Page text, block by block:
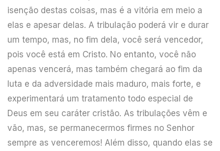
isenção destas coisas, mas é a vitória em meio a
elas e apesar delas. A tribulação poderá vir e durar
um tempo, mas, no fim dela, você será vencedor,
pois você está em Cristo. No entanto, você não
apenas vencerá, mas também chegará ao fim da
luta e da adversidade mais maduro, mais forte, e
experimentará um tratamento todo especial de
Deus em seu caráter cristão. As tribulações vêm e
vão, mas, se permanecermos firmes no Senhor
sempre as venceremos! Além disso, quando elas se